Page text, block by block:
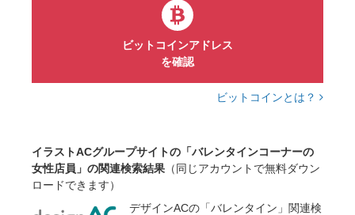
ビットコインアドレス
を確認
ビットコインとは？
イラストACグループサイトの「バレンタインコーナーの
女性店員」の関連検索結果 （同じアカウントで無料ダウン
ロードできます）
デザインACの「バレンタイン」関連検